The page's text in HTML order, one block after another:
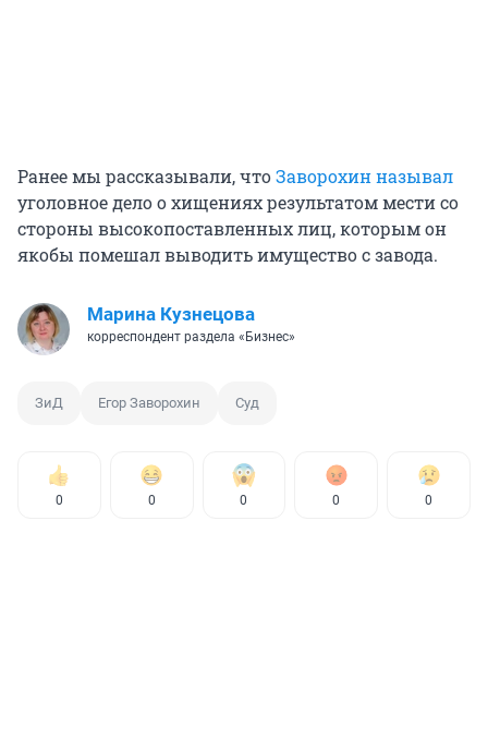
Ранее мы рассказывали, чтоЗаворохин называл
уголовное дело о хищениях результатом мести со
стороны высокопоставленных лиц, которым он
якобы помешал выводить имущество с завода.
Марина Кузнецова
корреспондент раздела «Бизнес»
ЗиД Егор Заворохин Суд
0 0 0 0 0